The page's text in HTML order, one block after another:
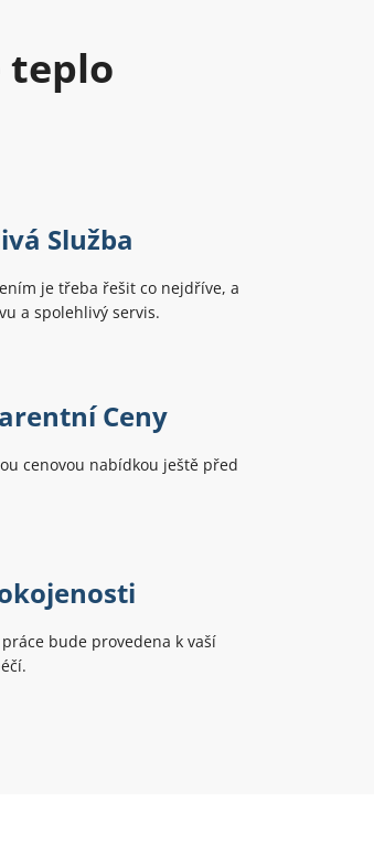
teplo
Služba
je třeba řešit co nejdříve, a
a spolehlivý servis.
Ceny
cenovou nabídkou ještě před
bude provedena k vaší